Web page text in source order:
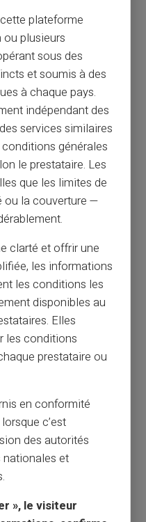
prépayée
sans compte, ça
que votre banque vous
vo...
mobile avec
plateforme
ou plusieurs
sous des
et soumis à des
à chaque pays.
indépendant des
services similaires
générales
le prestataire. Les
que les limites de
ou la couverture —
clarté et offrir une
les informations
les conditions les
disponibles au
Elles
les conditions
prestataire ou
en conformité
c’est
des autorités
et
», le visiteur